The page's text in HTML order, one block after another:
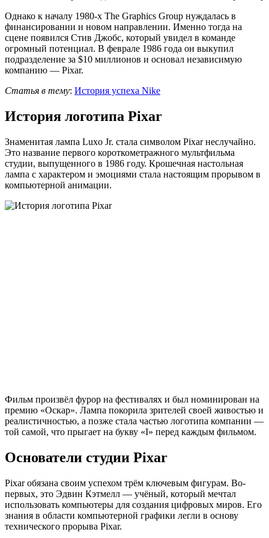
Однако к началу 1980-х The Graphics Group нуждалась в
финансировании и новом направлении. Именно тогда на
сцене появился Стив Джобс, который увидел в команде
огромный потенциал. В феврале 1986 года он выкупил
подразделение за $10 миллионов и основал независимую
компанию — Pixar.
Статья в тему: История успеха Nike
История логотипа Pixar
Знаменитая лампа Luxo Jr. стала символом Pixar неслучайно.
Это название первого короткометражного мультфильма
студии, выпущенного в 1986 году. Крошечная настольная
лампа с характером и эмоциями стала настоящим прорывом в
компьютерной анимации.
Фильм произвёл фурор на фестивалях и был номинирован на
премию «Оскар». Лампа покорила зрителей своей живостью и
реалистичностью, а позже стала частью логотипа компании —
той самой, что прыгает на букву «I» перед каждым фильмом.
Основатели студии Pixar
Pixar обязана своим успехом трём ключевым фигурам. Во-
первых, это Эдвин Кэтмелл — учёный, который мечтал
использовать компьютеры для создания цифровых миров. Его
знания в области компьютерной графики легли в основу
технического прорыва Pixar.